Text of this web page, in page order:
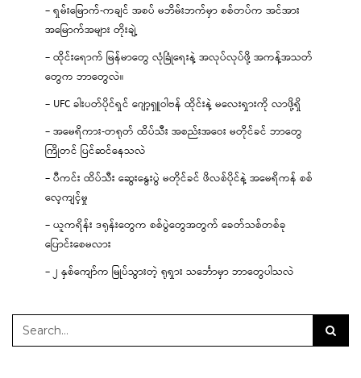
– ရှမ်းမြောက်-ကချင် အစပ် မဘိမ်းဘက်မှာ စစ်တပ်က အင်အား
အမြောက်အများ တိုးချဲ့
– ထိုင်းရောက် မြန်မာတွေ လုံခြုံရေးနဲ့ အလုပ်လုပ်ဖို့ အကန့်အသတ်
တွေက ဘာတွေလဲ။
– UFC ခါးပတ်ပိုင်ရှင် ဂျော့ရှူဝါဗန် ထိုင်းနဲ့ မလေးရှားကို လာဖို့ရှိ
– အမေရိကား-တရုတ် ထိပ်သီး အစည်းအဝေး မတိုင်ခင် ဘာတွေ
ကြိုတင် ပြင်ဆင်နေသလဲ
– ပီကင်း ထိပ်သီး ဆွေးနွေးပွဲ မတိုင်ခင် ဖိလစ်ပိုင်နဲ့ အမေရိကန် စစ်
လေ့ကျင့်မှု
– ယူကရိန်း ဒရုန်းတွေက စစ်ပွဲတွေအတွက် ခေတ်သစ်တစ်ခု
ပြောင်းစေမလား
– ၂ နှစ်ကျော်က မြုပ်သွားတဲ့ ရုရှား သင်္ဘောမှာ ဘာတွေပါသလဲ